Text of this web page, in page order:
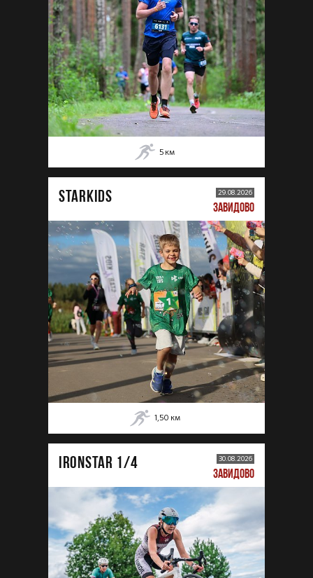
5 км
STARKIDS 29.08.2026
ЗАВИДОВО
1,50 км
IRONSTAR 1/4 30.08.2026
ЗАВИДОВО